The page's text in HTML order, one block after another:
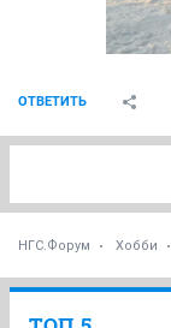
ОТВЕТИТЬ
НГС.Форум Хобби